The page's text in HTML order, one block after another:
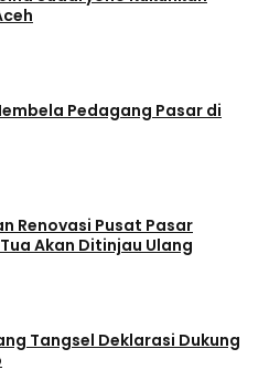
Pedagang Pasar di
Renovasi Pusat Pasar
Akan Ditinjau Ulang
Tangsel Deklarasi Dukung